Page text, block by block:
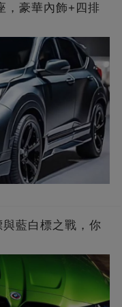
，豪華內飾+四排
藍白標之戰，你